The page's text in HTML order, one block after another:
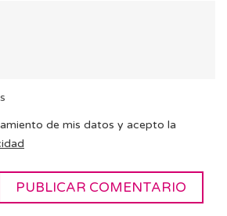
de mis datos y acepto la